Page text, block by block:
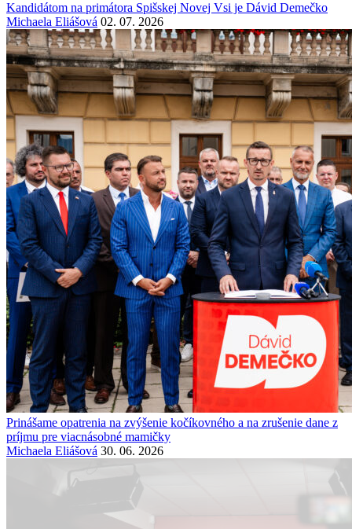
Kandidátom na primátora Spišskej Novej Vsi je Dávid Demečko
Michaela Eliášová 02. 07. 2026
Prinášame opatrenia na zvýšenie kočíkovného a na zrušenie dane z
príjmu pre viacnásobné mamičky
Michaela Eliášová 30. 06. 2026